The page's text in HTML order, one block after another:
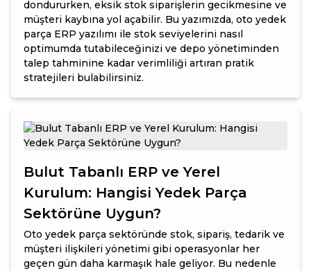
dondururken, eksik stok siparişlerin gecikmesine ve
müşteri kaybına yol açabilir. Bu yazımızda, oto yedek
parça ERP yazılımı ile stok seviyelerini nasıl
optimumda tutabileceğinizi ve depo yönetiminden
talep tahminine kadar verimliliği artıran pratik
stratejileri bulabilirsiniz.
Bulut Tabanlı ERP ve Yerel
Kurulum: Hangisi Yedek Parça
Sektörüne Uygun?
Oto yedek parça sektöründe stok, sipariş, tedarik ve
müşteri ilişkileri yönetimi gibi operasyonlar her
geçen gün daha karmaşık hale geliyor. Bu nedenle